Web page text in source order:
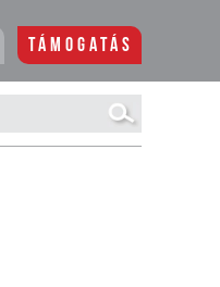
Támogatás